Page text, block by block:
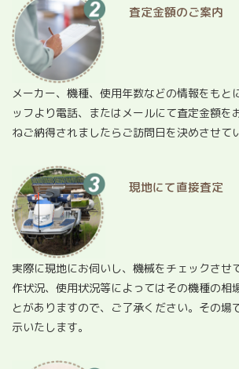
査定金額のご案内
メーカー、機種、使用年数などの情報をもと
ッフより電話、またはメールにて査定金額を
ねご納得されましたらご訪問日を決めさせて
現地にて直接査定
実際に現地にお伺いし、機械をチェックさせ
作状況、使用状況等によってはその機種の相
とがありますので、ご了承ください。その場
示いたします。